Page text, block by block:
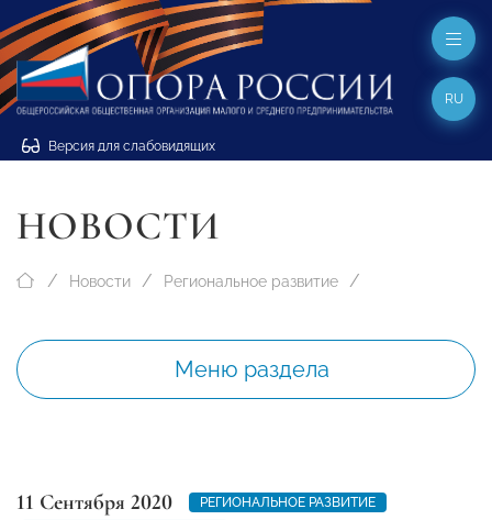
Версия для слабовидящих
RU
НОВОСТИ
Новости Региональное развитие
Меню раздела
11 Сентября 2020
РЕГИОНАЛЬНОЕ РАЗВИТИЕ